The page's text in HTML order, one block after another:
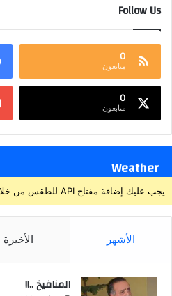
Follow Us
0
متابعون
0
متابعون
Weather
يجب عليك إضافة مفتاح API للطقس من خلال صفحة إعدادات القالب > الدمج.
الأشهر الأخيرة
المنافيخ ..!!